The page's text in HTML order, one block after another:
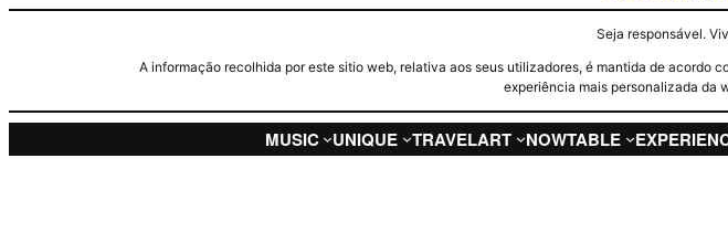
Seja responsável.
A informação recolhida por este sitio web, relativa aos seus utilizadores, é mantida de acordo
experiência mais personalizada da
MUSIC UNIQUE TRAVELART NOWTABLE